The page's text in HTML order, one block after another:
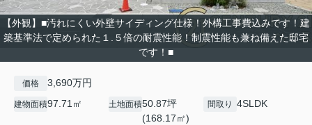
【外観】■汚れにくい外壁サイディング仕様！外構工事費込みです！建
築基準法で定められた１.５倍の耐震性能！制震性能も兼ね備えた邸宅
です！■
価格 3,690万円
建物面積97.71㎡ 土地面積50.87坪
(168.17㎡)
間取り 4SLDK